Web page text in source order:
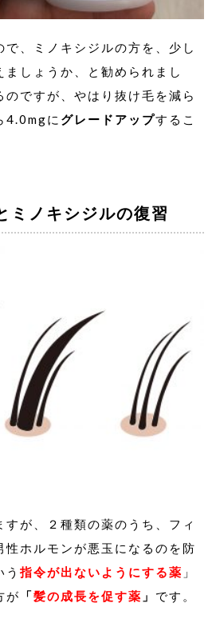
、ミノキシジルの方を、少し
しょうか、と勧められまし
のですが、やはり抜け毛を減ら
4.0mgに グレードアップするこ
ミノキシジルの復習
が、２種類の薬のうち、フィ
性ホルモンが悪玉になるのを防
指令が出ないようにする薬 」
が
「髪の成長を促す薬 」 です。